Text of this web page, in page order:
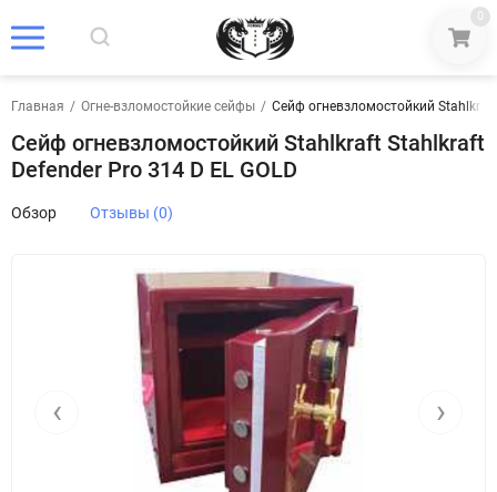
0
Главная / Огне-взломостойкие сейфы / Сейф огневзломостойкий
Сейф огневзломостойкий Stahlkraft Stahlkraft
Defender Pro 314 D EL GOLD
Обзор Отзывы (0)
‹ ›